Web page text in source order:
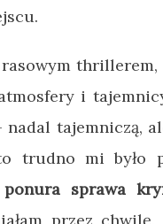
i
nadal tajemniczą,
trudno mi było
ponura sprawa
przez